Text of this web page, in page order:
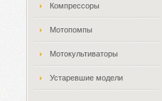
Компрессоры
Мотопомпы
Мотокультиваторы
Устаревшие модели